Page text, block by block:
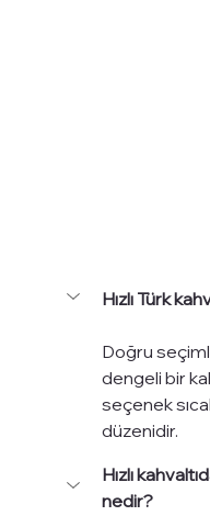
Hızlı Türk
Doğru
dengeli bir
seçenek
düzenidir.
Hızlı
nedir?